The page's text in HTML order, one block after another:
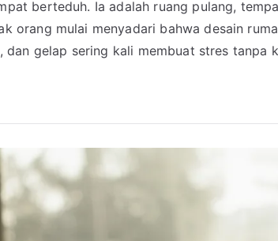
berteduh. Ia adalah ruang pulang,
orang mulai menyadari bahwa desain
dan gelap sering kali membuat stres tanpa